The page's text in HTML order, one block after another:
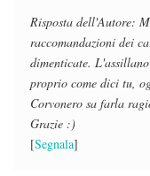
Risposta dell'Autore:
raccomandazioni dei
dimenticate.
proprio come dici tu,
Corvonero sa farla
Grazie :)
[Segnala]